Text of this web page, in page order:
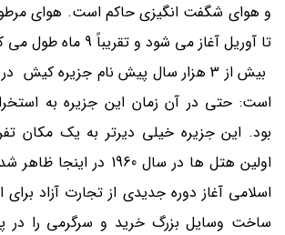
و هوای شگفت انگیزی حاکم است. هوای
تا آوریل آغاز می شود و تقریباً 9 ماه طول می کشد.
بیش از 3 هزار سال پیش نام جزیره
است: حتی در آن زمان این جزیره به
بود. این جزیره خیلی دیرتر به یک مکان
اولین هتل ها در سال 1960 در
اسلامی آغاز دوره جدیدی از تجارت آزاد برای
ساخت وسایل بزرگ خرید و سرگرمی را در